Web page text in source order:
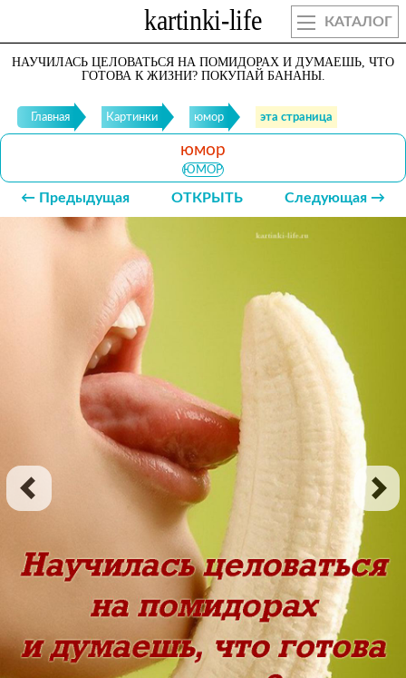
КАТАЛОГ
НАУЧИЛАСЬ ЦЕЛОВАТЬСЯ НА ПОМИДОРАХ И ДУМАЕШЬ, ЧТО
ГОТОВА К ЖИЗНИ? ПОКУПАЙ БАНАНЫ.
Главная Картинки юмор эта страница
юмор
ЮМОР
← Предыдущая ОТКРЫТЬ Следующая →